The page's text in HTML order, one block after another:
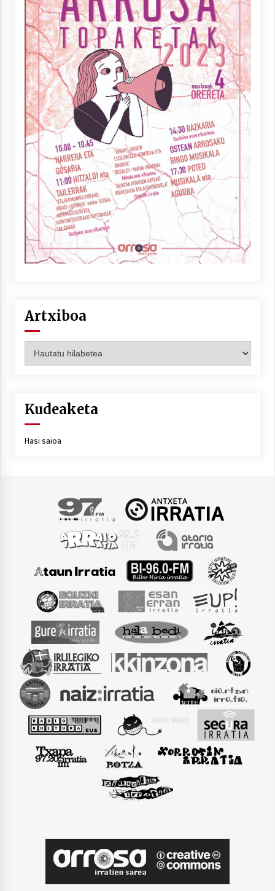
Artxiboa
Kudeaketa
Hasi saioa